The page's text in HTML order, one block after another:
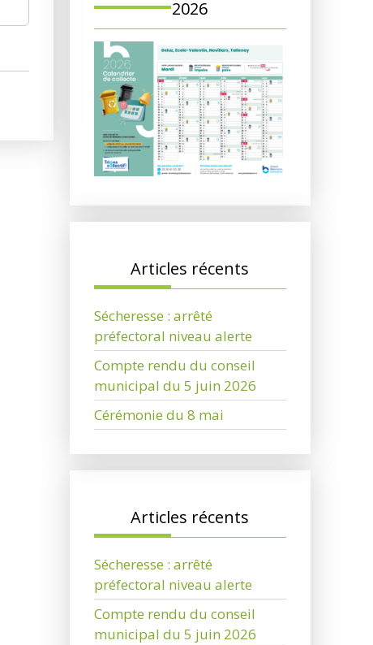
2026
Articles récents
Sécheresse : arrêté
préfectoral niveau alerte
Compte rendu du conseil
municipal du 5 juin 2026
Cérémonie du 8 mai
Articles récents
Sécheresse : arrêté
préfectoral niveau alerte
Compte rendu du conseil
municipal du 5 juin 2026